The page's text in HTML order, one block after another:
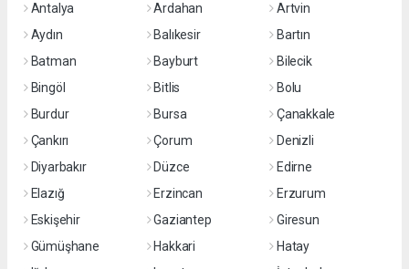
Antalya
Ardahan
Artvin
Aydın
Balıkesir
Bartın
Batman
Bayburt
Bilecik
Bingöl
Bitlis
Bolu
Burdur
Bursa
Çanakkale
Çankırı
Çorum
Denizli
Diyarbakır
Düzce
Edirne
Elazığ
Erzincan
Erzurum
Eskişehir
Gaziantep
Giresun
Gümüşhane
Hakkari
Hatay